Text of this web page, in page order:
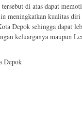
di atas dapat
meningkatkan kualitas diri
Depok sehingga dapat
keluarganya maupun
Depok